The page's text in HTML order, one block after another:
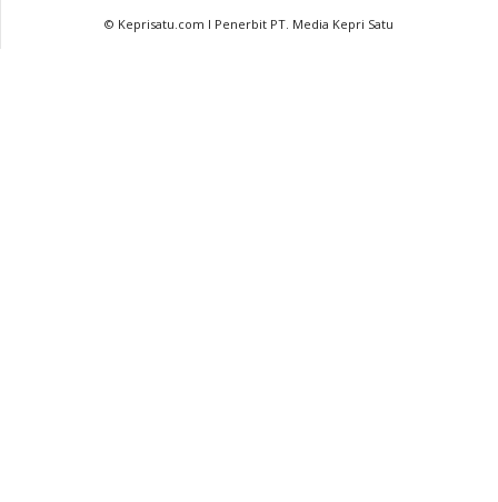
© Keprisatu.com I Penerbit PT. Media Kepri Satu